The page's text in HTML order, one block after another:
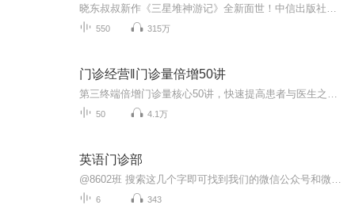
550 315万
门诊经营‖门诊量倍增50讲
50 4.1万
英语门诊部
6 343